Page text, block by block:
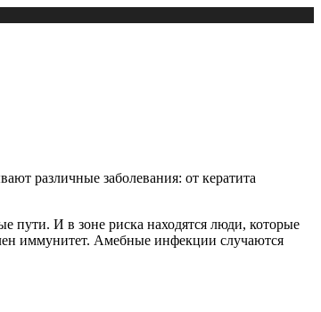
различные заболевания: от кератита
пути. И в зоне риска находятся люди, которые
иммунитет. Амебные инфекции случаются